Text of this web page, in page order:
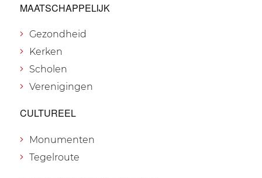
MAATSCHAPPELIJK
Gezondheid
Kerken
Scholen
Verenigingen
CULTUREEL
Monumenten
Tegelroute